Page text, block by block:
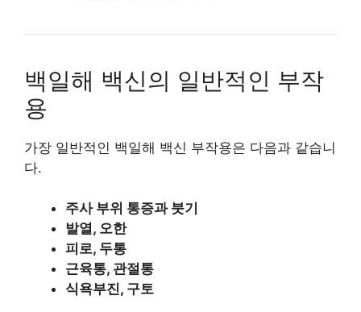
백일해 백신의 일반적인 부작
용
가장 일반적인 백일해 백신 부작용은 다음과 같습니
다.
주사 부위 통증과 붓기
발열, 오한
피로, 두통
근육통, 관절통
식욕부진, 구토